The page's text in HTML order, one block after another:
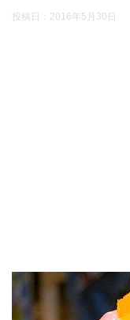
投稿日： 2016年5月30日